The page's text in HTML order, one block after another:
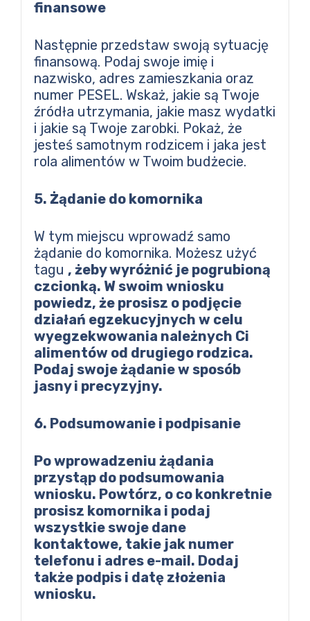
finansowe
Następnie przedstaw swoją sytuację
finansową. Podaj swoje imię i
nazwisko, adres zamieszkania oraz
numer PESEL. Wskaż, jakie są Twoje
źródła utrzymania, jakie masz wydatki
i jakie są Twoje zarobki. Pokaż, że
jesteś samotnym rodzicem i jaka jest
rola alimentów w Twoim budżecie.
5. Żądanie do komornika
W tym miejscu wprowadź samo
żądanie do komornika. Możesz użyć
tagu , żeby wyróżnić je pogrubioną
czcionką. W swoim wniosku
powiedz, że prosisz o podjęcie
działań egzekucyjnych w celu
wyegzekwowania należnych Ci
alimentów od drugiego rodzica.
Podaj swoje żądanie w sposób
jasny i precyzyjny.
6. Podsumowanie i podpisanie
Po wprowadzeniu żądania
przystąp do podsumowania
wniosku. Powtórz, o co konkretnie
prosisz komornika i podaj
wszystkie swoje dane
kontaktowe, takie jak numer
telefonu i adres e-mail. Dodaj
także podpis i datę złożenia
wniosku.